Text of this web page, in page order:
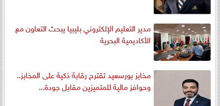
مدير التعليم الإلكتروني بليبيا يبحث التعاون مع
الأكاديمية البحرية
مخابز بورسعيد تقترح رقابة ذكية على المخابز..
وحوافز مالية للمتميزين مقابل جودة...